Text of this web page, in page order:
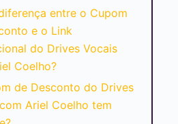
entre o Cupom
e o Link
do Drives Vocais
Coelho?
de Desconto do Drives
Ariel Coelho tem